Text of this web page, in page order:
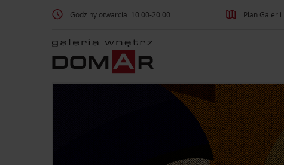
Godziny otwarcia: 10:00-20:00 Plan Galerii